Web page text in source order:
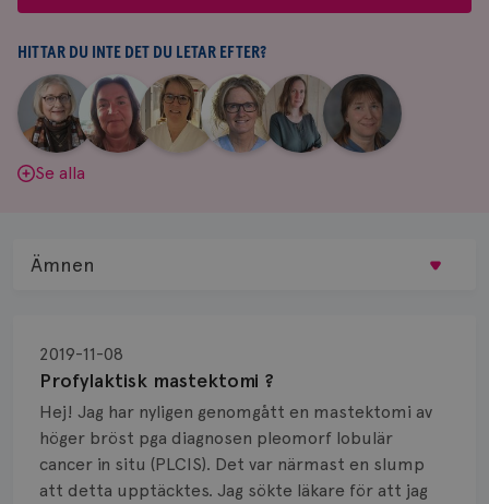
&
svar
HITTAR DU INTE DET DU LETAR EFTER?
Aina
Johnsson
|
Anne
Andersson
Fredrika
Killander
|
Jeanette
Bäcklund
|
Maria
Edegran
|
Yvette
Andersson
Se alla
Profylaktisk mastektomi ?
2019-11-08
Hej! Jag har nyligen genomgått en mastektomi av
höger bröst pga diagnosen pleomorf lobulär
cancer in situ (PLCIS). Det var närmast en slump
att detta upptäcktes. Jag sökte läkare för att jag
Ämnen
Biopsi
Biverkningar
Bröstvårta